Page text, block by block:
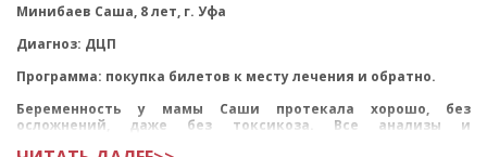
Минибаев Саша, 8 лет, г. Уфа
Диагноз: ДЦП
Программа: покупка билетов к месту лечения и обратно.
Беременность у мамы Саши протекала хорошо, без
осложнений, даже без токсикоза. Все анализы и